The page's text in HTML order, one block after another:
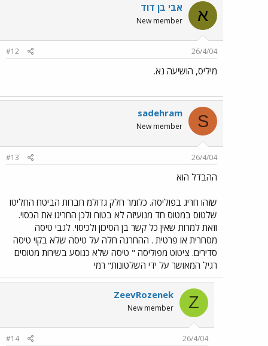
א אבי בן דוד
New member
26/4/04
#12
מיליס, הושיעה נא.
S
sadehram
New member
26/4/04
#13
ההבדל הוא
שזהו חריג בפוליסה. כלומר חלק גדולמ חברות הביטח החליטו
שלטוס במטוס חד מנועיזה לא בטוח ולכן החריגו את הכסוי.
וזאת למרות שאין כל קשר בן הסיכון ולכיסוי. לגבי טיסה
מסחרית או פרטית . ההחרגה חלה על טיסה שלא בקוי טיסה
סדירים. ציטוט מפוליסה " טיסה שלא כנוסע בשירות מטוסים
רגיל המאושר על ידי השלטונות" רמי
Z
ZeevRozenek
New member
26/4/04
#14